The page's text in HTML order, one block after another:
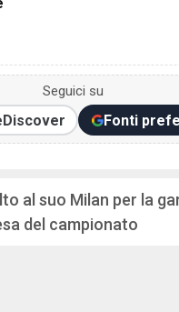
Seguici su
Discover Fonti
al suo Milan per la
del campionato